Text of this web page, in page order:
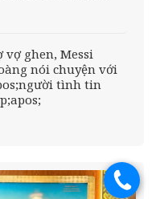
vợ ghen, Messi
nói chuyện với
tình tin
.